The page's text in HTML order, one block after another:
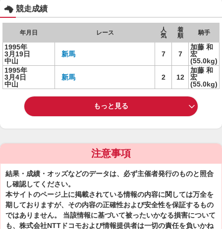
競走成績
年月日 レース
人
気
着
順
騎手
1995年
3月19日
中山
新馬 7 7
加藤 和
宏
(55.0kg)
1995年
3月4日
中山
新馬 2 12
加藤 和
宏
(55.0kg)
もっと見る
注意事項
結果・成績・オッズなどのデータは、必ず主催者発行のものと照合
し確認してください。
本サイトのページ上に掲載されている情報の内容に関しては万全を
期しておりますが、その内容の正確性および安全性を保証するもの
ではありません。 当該情報に基づいて被ったいかなる損害について
も、株式会社NTTドコモおよび情報提供者は一切の責任を負いかね